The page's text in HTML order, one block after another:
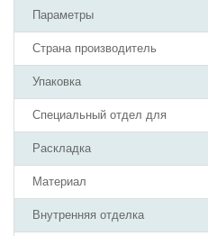
Параметры
Страна производитель
Упаковка
Специальный отдел для
Раскладка
Материал
Внутренняя отделка